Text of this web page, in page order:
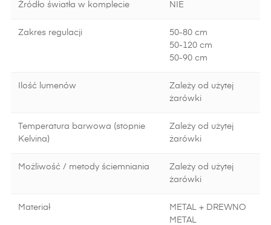
Źródło światła w komplecie NIE
Zakres regulacji
50-80 cm
50-120 cm
50-90 cm
Ilość lumenów
Zależy od użytej
żarówki
Temperatura barwowa (stopnie
Kelvina)
Zależy od użytej
żarówki
Możliwość / metody ściemniania
Zależy od użytej
żarówki
Materiał
METAL + DREWNO
METAL